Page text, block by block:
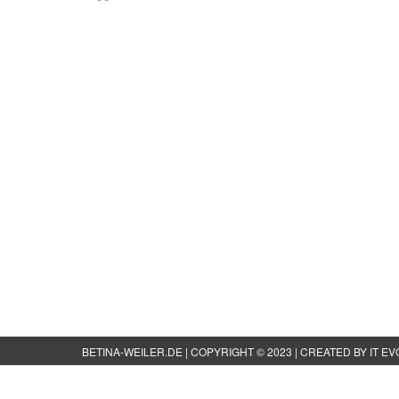
BETINA-WEILER.DE | COPYRIGHT © 2023 | CREATED BY IT